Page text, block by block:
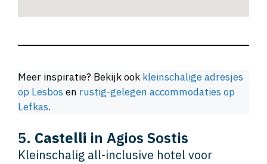
Meer inspiratie? Bekijk ook kleinschalige adresjes
op Lesbos en rustig-gelegen accommodaties op
Lefkas.
5. Castelli in Agios Sostis
Kleinschalig all-inclusive hotel voor